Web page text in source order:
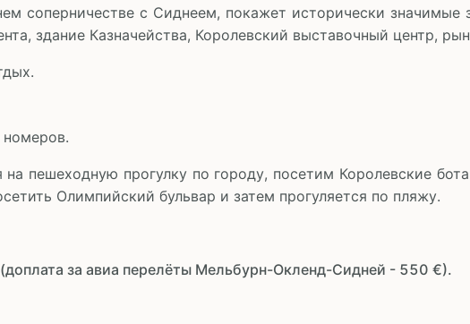
соперничестве с Сиднеем, покажет исторически
здание Казначейства, Королевский выставочный центр,
пешеходную прогулку по городу, посетим Королевские
Олимпийский бульвар и затем прогуляется по пляжу.
(доплата за авиа перелёты Мельбурн-Окленд-Сидней - 550 €).